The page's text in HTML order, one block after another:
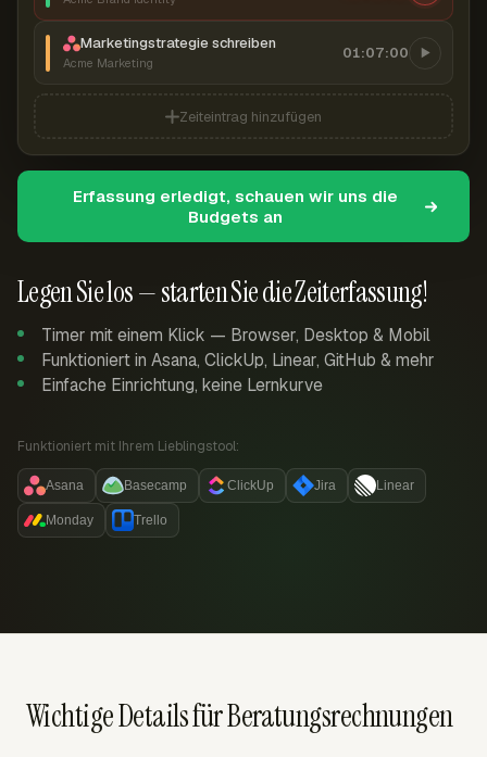
Legen Sie los — starten Sie die Zeiterfassung!
Timer mit einem Klick — Browser, Desktop & Mobil
Funktioniert in Asana, ClickUp, Linear, GitHub & mehr
Einfache Einrichtung, keine Lernkurve
Funktioniert mit Ihrem Lieblingstool:
Asana Basecamp ClickUp Jira Linear
Monday Trello
Marketingstrategie schreiben
Acme Marketing
01:07:00
Zeiteintrag hinzufügen
Erfassung erledigt, schauen wir uns die
Budgets an
Wichtige Details für Beratungsrechnungen